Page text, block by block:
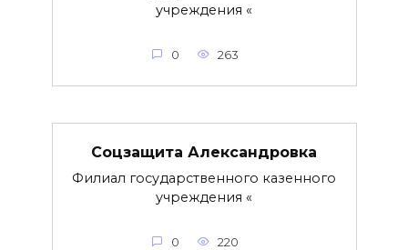
учреждения «
0 263
Соцзащита Александровка
Филиал государственного казенного
учреждения «
0 220